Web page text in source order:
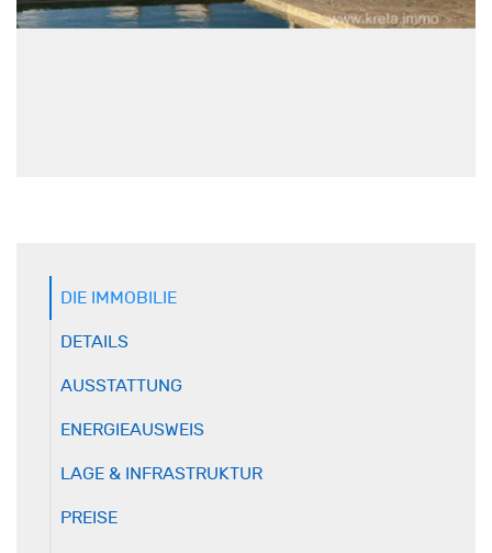
DIE IMMOBILIE
DETAILS
AUSSTATTUNG
ENERGIEAUSWEIS
LAGE & INFRASTRUKTUR
PREISE